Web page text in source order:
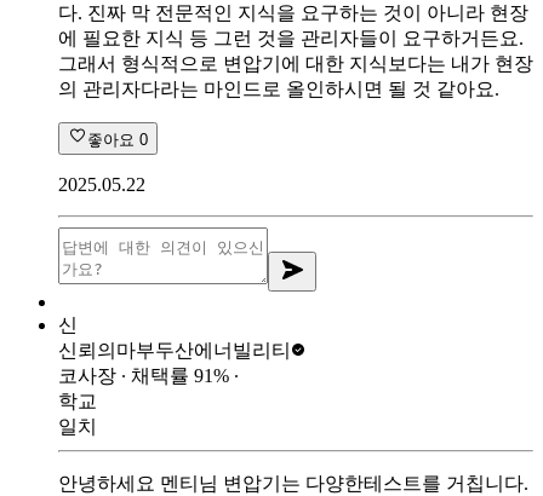
다. 진짜 막 전문적인 지식을 요구하는 것이 아니라 현장
에 필요한 지식 등 그런 것을 관리자들이 요구하거든요.
그래서 형식적으로 변압기에 대한 지식보다는 내가 현장
의 관리자다라는 마인드로 올인하시면 될 것 같아요.
좋아요 0
2025.05.22
신
신뢰의마부두산에너빌리티
코사장 ∙ 채택률 91% ∙
학교
일치
안녕하세요 멘티님 변압기는 다양한테스트를 거칩니다.